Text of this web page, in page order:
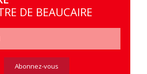
DE BEAUCAIRE